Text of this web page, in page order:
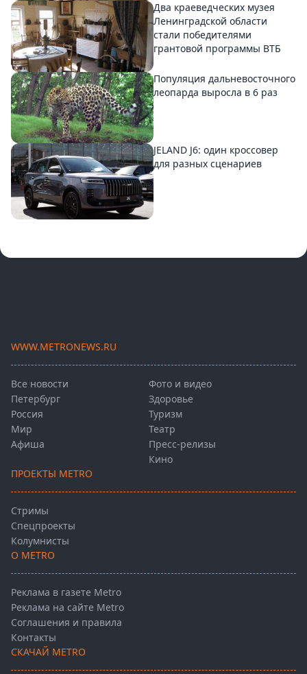
Два краеведческих музея
Ленинградской области
стали победителями
грантовой программы ВТБ
Популяция дальневосточного
леопарда выросла в 6 раз
JELAND J6: один кроссовер
для разных сценариев
WWW.METRONEWS.RU
Все новости
Петербург
Россия
Мир
Афиша
Фото и видео
Здоровье
Туризм
Театр
Пресс-релизы
Кино
ПРОЕКТЫ METRO
Стримы
Спецпроекты
Колумнисты
О METRO
Реклама в газете Metro
Реклама на сайте Metro
Соглашения и правила
Контакты
СКАЧАЙ METRO